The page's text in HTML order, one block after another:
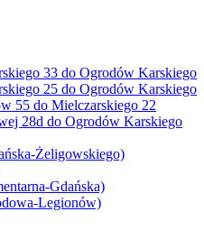
33 do Ogrodów Karskiego
25 do Ogrodów Karskiego
55 do Mielczarskiego 22
28d do Ogrodów Karskiego
Żeligowskiego)
Gdańska)
Legionów)